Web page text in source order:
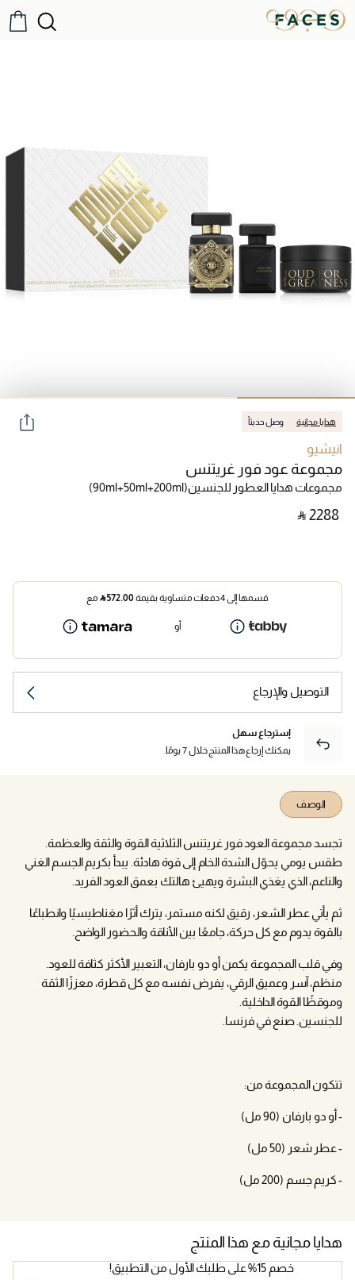
هدايا مجانية وصل حديثاً
انيشيو
مجموعة عود فور غريتنس
مجموعات هدايا العطور للجنسين(90ml+50ml+200ml)
‎ ⃁ ⁦2288⁩ ‎
قسمها إلى 4 دفعات متساوية بقيمة 572.00
⃁ مع
أو
التوصيل والإرجاع
إسترجاع سهل
يمكنك إرجاع هذا المنتج خلال 7 يومًا.
الوصف
تجسد مجموعة العود فور غريتنس الثلاثية القوة والثقة والعظمة.
طقس يومي يحوّل الشدة الخام إلى قوة هادئة. يبدأ بكريم الجسم الغني
والناعم، الذي يغذي البشرة ويهيئ هالتك بعمق العود الفريد.
ثم يأتي عطر الشعر، رقيق لكنه مستمر، يترك أثرًا مغناطيسيًا وانطباعًا
بالقوة يدوم مع كل حركة، جامعًا بين الأناقة والحضور الواضح.
وفي قلب المجموعة يكمن أو دو بارفان، التعبير الأكثر كثافة للعود.
منظم، آسر وعميق الرقي، يفرض نفسه مع كل قطرة، معززًا الثقة
وموقظًا القوة الداخلية.
للجنسين. صنع في فرنسا.
تتكون المجموعة من:
- أو دو بارفان (90 مل)
- عطر شعر (50 مل)
- كريم جسم (200 مل)
هدايا مجانية مع هذا المنتج
خصم 15% على طلبك الأول من التطبيق!